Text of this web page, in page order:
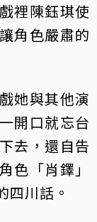
裡陳鈺琪使
角色嚴肅的
她與其他演
開口就忘台
去，還自告
色「肖鐸」
四川話。